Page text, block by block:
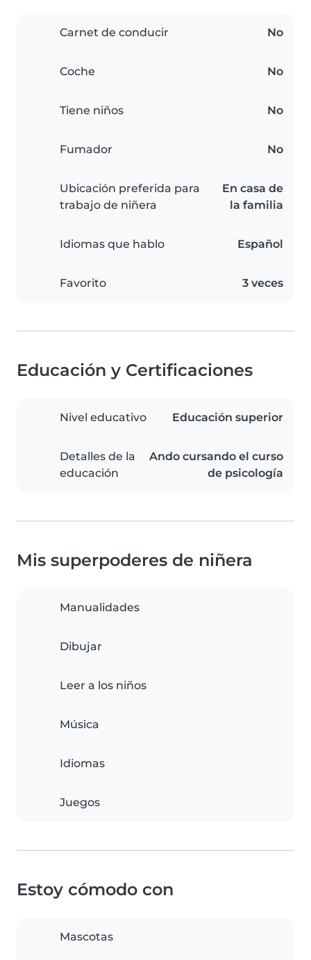
Carnet de conducir No
Coche No
Tiene niños No
Fumador No
Ubicación preferida para
trabajo de niñera
En casa de
la familia
Idiomas que hablo Español
Favorito 3 veces
Educación y Certificaciones
Nivel educativo Educación superior
Detalles de la
educación
Ando cursando el curso
de psicología
Mis superpoderes de niñera
Manualidades
Dibujar
Leer a los niños
Música
Idiomas
Juegos
Estoy cómodo con
Mascotas